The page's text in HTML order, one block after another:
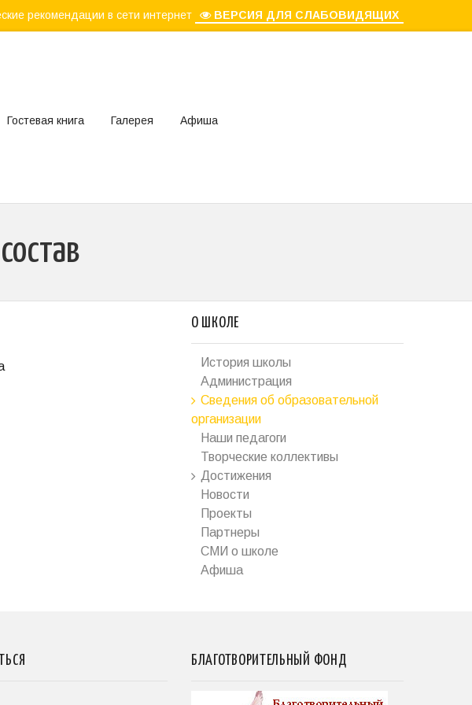
рекомендации в сети интернет ВЕРСИЯ ДЛЯ СЛАБОВИДЯЩИХ
Гостевая книга Галерея Афиша
О ШКОЛЕ
История школы
Администрация
Сведения об образовательной
организации
Наши педагоги
Творческие коллективы
Достижения
Новости
Проекты
Партнеры
СМИ о школе
Афиша
БЛАГОТВОРИТЕЛЬНЫЙ ФОНД